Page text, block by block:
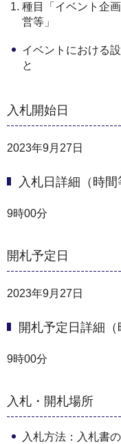
種目「イベント企
営等」
イベントにおける
と
入札開始日
2023年9月27日
入札日詳細（時間
9時00分
開札予定日
2023年9月27日
開札予定日詳細（
9時00分
入札・開札場所
入札方法：入札書